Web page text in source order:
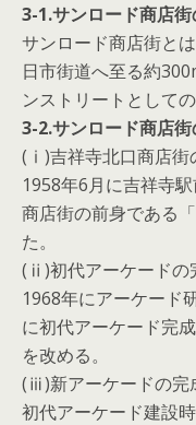
3-1.サンロード商店
サンロード商店街と
日市街道へ至る約
ンストリートとしての
3-2.サンロード商店街
(ⅰ)吉祥寺北口商店街
1958年6月に吉祥寺
商店街の前身である
た。
(ⅱ)初代アーケードの
1968年にアーケード
に初代アーケード完
を改める。
(ⅲ)新アーケードの完
初代アーケード建設